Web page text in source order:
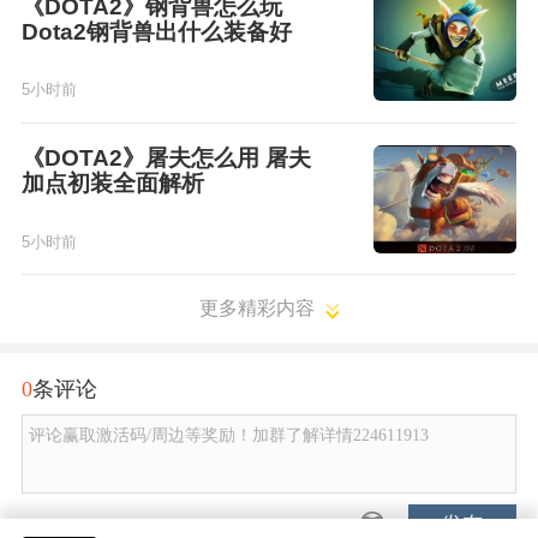
《DOTA2》钢背兽怎么玩
Dota2钢背兽出什么装备好
5小时前
《DOTA2》屠夫怎么用 屠夫
加点初装全面解析
5小时前
更多精彩内容
0条评论
评论赢取激活码/周边等奖励！加群了解详情224611913
发布